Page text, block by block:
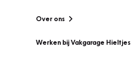
Over ons
Werken bij Vakgarage Hieltjes